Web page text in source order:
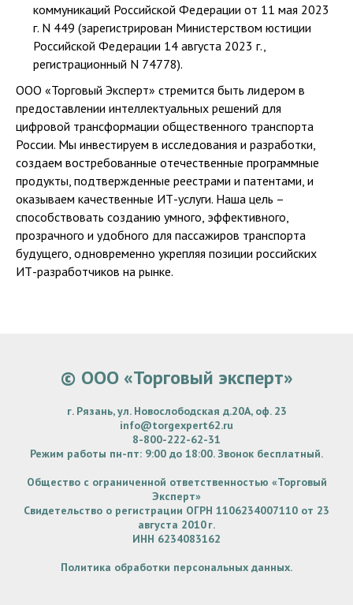
коммуникаций Российской Федерации от 11 мая 2023
г. N 449 (зарегистрирован Министерством юстиции
Российской Федерации 14 августа 2023 г.,
регистрационный N 74778).
ООО «Торговый Эксперт» стремится быть лидером в
предоставлении интеллектуальных решений для
цифровой трансформации общественного транспорта
России. Мы инвестируем в исследования и разработки,
создаем востребованные отечественные программные
продукты, подтвержденные реестрами и патентами, и
оказываем качественные ИТ-услуги. Наша цель –
способствовать созданию умного, эффективного,
прозрачного и удобного для пассажиров транспорта
будущего, одновременно укрепляя позиции российских
ИТ-разработчиков на рынке.
© ООО «Торговый эксперт»
г. Рязань, ул. Новослободская д.20А, оф. 23
info@torgexpert62.ru
8-800-222-62-31
Режим работы пн-пт: 9:00 до 18:00. Звонок бесплатный.
Общество с ограниченной ответственностью «Торговый
Эксперт»
Свидетельство о регистрации ОГРН 1106234007110 от 23
августа 2010 г.
ИНН 6234083162
Политика обработки персональных данных.